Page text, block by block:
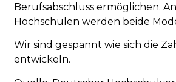
Berufsabschluss ermöglichen.
Hochschulen werden beide
Wir sind gespannt wie sich die
entwickeln.